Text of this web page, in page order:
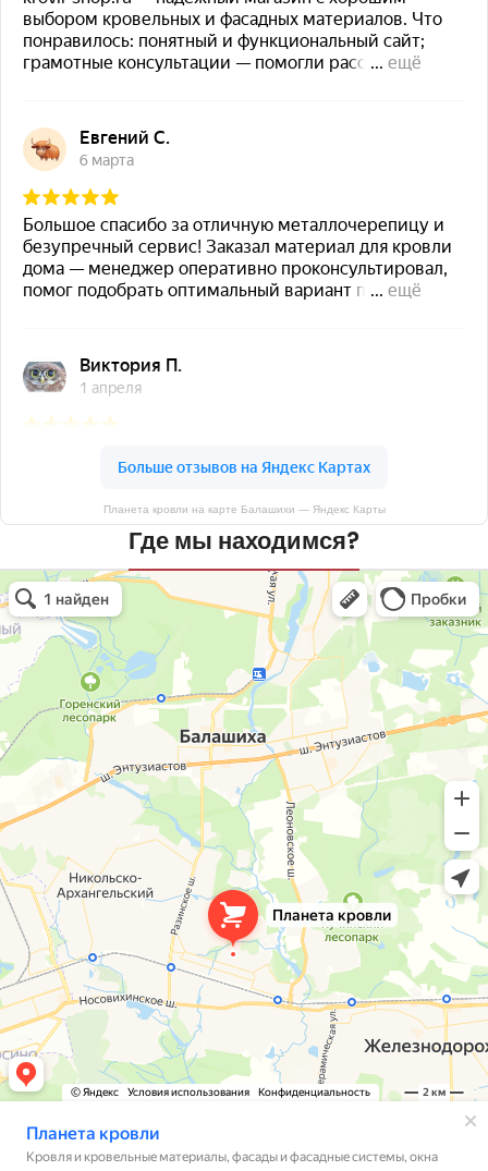
Планета кровли на карте Балашихи — Яндекс Карты
Где мы находимся?
Планета кровли
Кровля и кровельные материалы в Балашихе
Окна в Балашихе